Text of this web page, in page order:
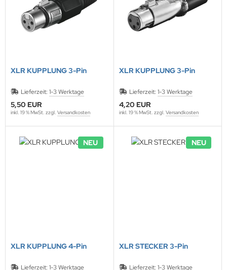
XLR KUPPLUNG 3-Pin
Lieferzeit: 1-3 Werktage
5,50 EUR
inkl. 19 % MwSt. zzgl. Versandkosten
XLR KUPPLUNG 3-Pin
Lieferzeit: 1-3 Werktage
4,20 EUR
inkl. 19 % MwSt. zzgl. Versandkosten
NEU
XLR KUPPLUNG 4-Pin
Lieferzeit: 1-3 Werktage
NEU
XLR STECKER 3-Pin
Lieferzeit: 1-3 Werktage